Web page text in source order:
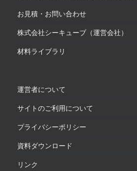
お見積・お問い合わせ
株式会社シーキューブ（運営会社）
材料ライブラリ
運営者について
サイトのご利用について
プライバシーポリシー
資料ダウンロード
リンク